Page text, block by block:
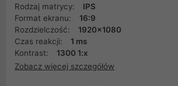
Rodzaj matrycy:
IPS
Format ekranu:
16:9
Rozdzielczość:
1920x1080
Czas reakcji:
1 ms
Kontrast:
1300 1:x
Zobacz więcej szczegółów